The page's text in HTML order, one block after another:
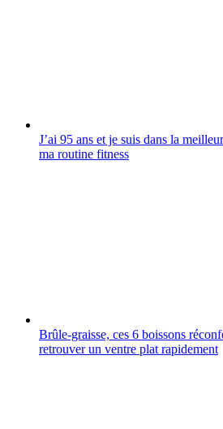
J’ai 95 ans et je suis dans la
ma routine fitness
Brûle-graisse, ces 6 boissons
retrouver un ventre plat rapidement